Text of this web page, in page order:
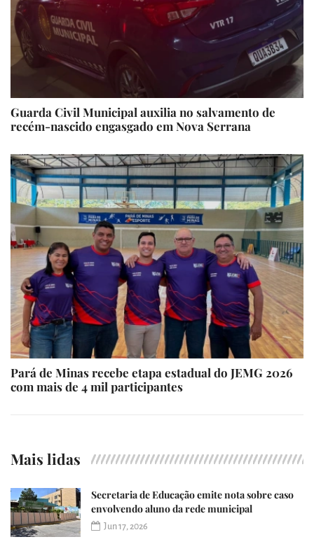
Guarda Civil Municipal auxilia no salvamento de
recém-nascido engasgado em Nova Serrana
Pará de Minas recebe etapa estadual do JEMG 2026
com mais de 4 mil participantes
Mais lidas
Secretaria de Educação emite nota sobre caso
envolvendo aluno da rede municipal
Jun 17, 2026